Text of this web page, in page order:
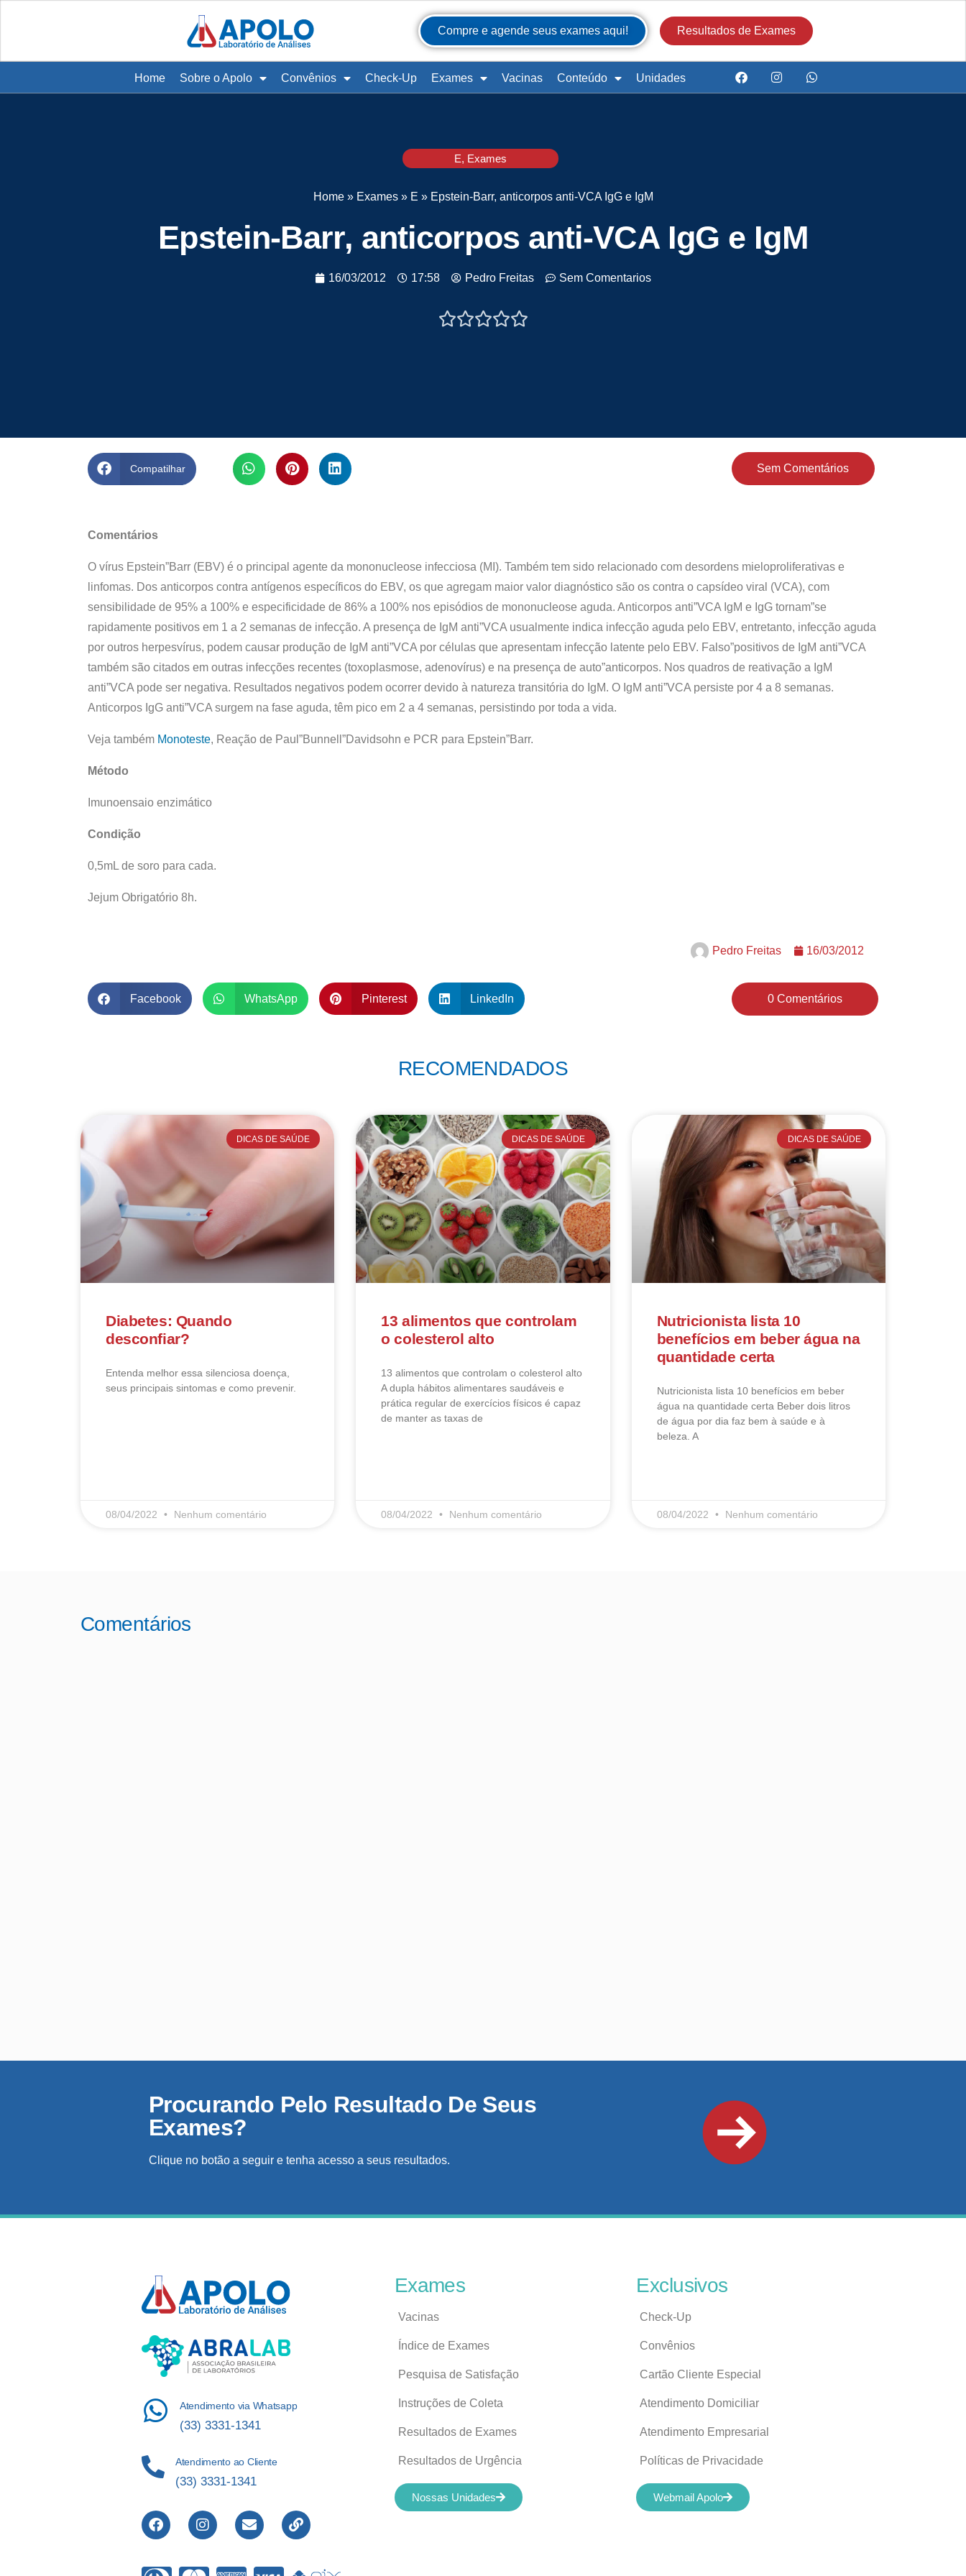
Compre e agende seus exames aqui! Resultados de Exames
Home Sobre o Apolo Convênios Check-Up Exames Vacinas Conteúdo Unidades
E, Exames
Home» Exames» E » Epstein-Barr, anticorpos anti-VCA IgG e IgM
Epstein-Barr, anticorpos anti-VCA IgG e IgM
16/03/2012 17:58 Pedro Freitas Sem Comentarios

Compatilhar Sem Comentários
Comentários
O vírus Epstein”Barr (EBV) é o principal agente da mononucleose infecciosa (MI). Também tem sido relacionado com desordens mieloproliferativas e
linfomas. Dos anticorpos contra antígenos específicos do EBV, os que agregam maior valor diagnóstico são os contra o capsídeo viral (VCA), com
sensibilidade de 95% a 100% e especificidade de 86% a 100% nos episódios de mononucleose aguda. Anticorpos anti”VCA IgM e IgG tornam”se
rapidamente positivos em 1 a 2 semanas de infecção. A presença de IgM anti”VCA usualmente indica infecção aguda pelo EBV, entretanto, infecção aguda
por outros herpesvírus, podem causar produção de IgM anti”VCA por células que apresentam infecção latente pelo EBV. Falso”positivos de IgM anti”VCA
também são citados em outras infecções recentes (toxoplasmose, adenovírus) e na presença de auto”anticorpos. Nos quadros de reativação a IgM
anti”VCA pode ser negativa. Resultados negativos podem ocorrer devido à natureza transitória do IgM. O IgM anti”VCA persiste por 4 a 8 semanas.
Anticorpos IgG anti”VCA surgem na fase aguda, têm pico em 2 a 4 semanas, persistindo por toda a vida.
Veja também Monoteste, Reação de Paul”Bunnell”Davidsohn e PCR para Epstein”Barr.
Método
Imunoensaio enzimático
Condição
0,5mL de soro para cada.
Jejum Obrigatório 8h.
Pedro Freitas 16/03/2012
Facebook WhatsApp Pinterest LinkedIn 0 Comentários
RECOMENDADOS
DICAS DE SAÚDE
Diabetes: Quando
desconfiar?
Entenda melhor essa silenciosa doença,
seus principais sintomas e como prevenir.
08/04/2022 Nenhum comentário
DICAS DE SAÚDE
13 alimentos que controlam
o colesterol alto
13 alimentos que controlam o colesterol alto​
A dupla hábitos alimentares saudáveis e
prática regular de exercícios físicos é capaz
de manter as taxas de
08/04/2022 Nenhum comentário
DICAS DE SAÚDE
Nutricionista lista 10
benefícios em beber água na
quantidade certa
Nutricionista lista 10 benefícios em beber
água na quantidade certa Beber dois litros
de água por dia faz bem à saúde e à
beleza. A
08/04/2022 Nenhum comentário
Comentários
Procurando Pelo Resultado De Seus
Exames?
Clique no botão a seguir e tenha acesso a seus resultados.
Atendimento via Whatsapp
(33) 3331-1341
Atendimento ao Cliente
(33) 3331-1341
Exames
Vacinas
Índice de Exames
Pesquisa de Satisfação
Instruções de Coleta
Resultados de Exames
Resultados de Urgência
Nossas Unidades
Exclusivos
Check-Up
Convênios
Cartão Cliente Especial
Atendimento Domiciliar
Atendimento Empresarial
Políticas de Privacidade
Webmail Apolo